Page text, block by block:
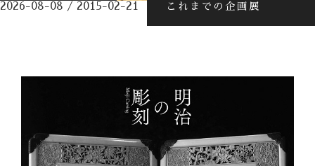
2026-08-08 / 2015-02-21 これまでの企画展